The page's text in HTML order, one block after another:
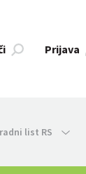
Prijava
list RS